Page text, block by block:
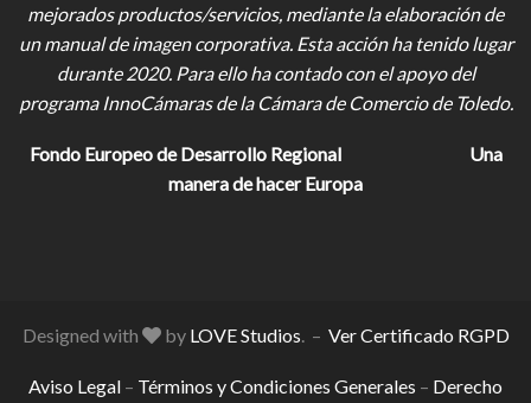
mejorados productos/servicios, mediante la elaboración de
un manual de imagen corporativa. Esta acción ha tenido lugar
durante 2020. Para ello ha contado con el apoyo del
programa InnoCámaras de la Cámara de Comercio de Toledo.
Fondo Europeo de Desarrollo Regional
Una
manera de hacer Europa
Designed with by LOVE Studios . – Ver Certificado RGPD
Aviso Legal – Términos y Condiciones Generales – Derecho